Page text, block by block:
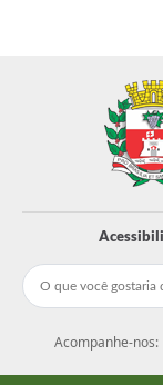
Acompanhe-nos: